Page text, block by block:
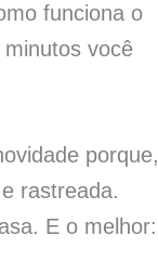
funciona o
você
porque,
rastreada.
E o melhor: